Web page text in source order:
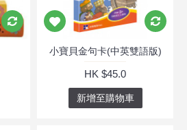
小寶貝金句卡(中英雙語版)
HK $45.0
新增至購物車